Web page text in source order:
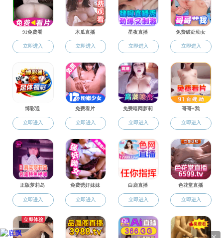
联系我们
地址：郑州市高新技术产业开发区莲花街100号91社区 3号楼
邮编：450001
电话：0371-67756389
Copyright © 91社区-91视频 版权所有